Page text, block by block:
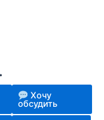
Хочу
обсудить